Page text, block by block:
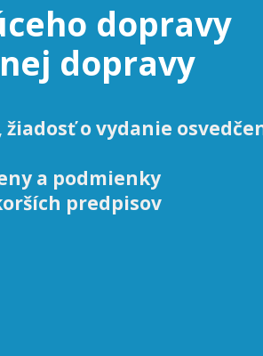
dopravy
dopravy
o vydanie
a podmienky
predpisov